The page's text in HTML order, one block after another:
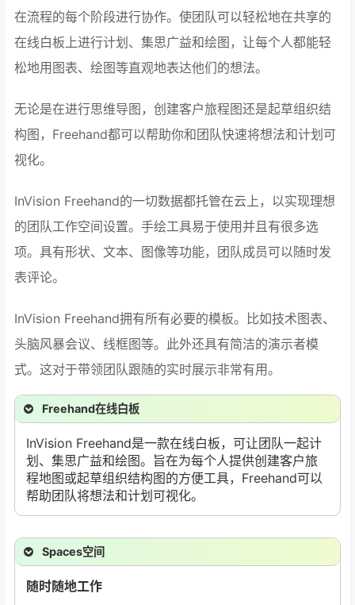
在流程的每个阶段进行协作。使团队可以轻松地在共享的
在线白板上进行计划、集思广益和绘图，让每个人都能轻
松地用图表、绘图等直观地表达他们的想法。
无论是在进行思维导图，创建客户旅程图还是起草组织结
构图，Freehand都可以帮助你和团队快速将想法和计划可
视化。
InVision Freehand的一切数据都托管在云上，以实现理想
的团队工作空间设置。手绘工具易于使用并且有很多选
项。具有形状、文本、图像等功能，团队成员可以随时发
表评论。
InVision Freehand拥有所有必要的模板。比如技术图表、
头脑风暴会议、线框图等。此外还具有简洁的演示者模
式。这对于带领团队跟随的实时展示非常有用。
Freehand在线白板
InVision Freehand是一款在线白板，可让团队一起计
划、集思广益和绘图。旨在为每个人提供创建客户旅
程地图或起草组织结构图的方便工具，Freehand可以
帮助团队将想法和计划可视化。
Spaces空间
随时随地工作